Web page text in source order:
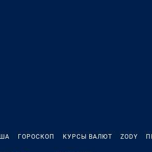
ГОРОСКОП КУРСЫ ВАЛЮТ ZODY